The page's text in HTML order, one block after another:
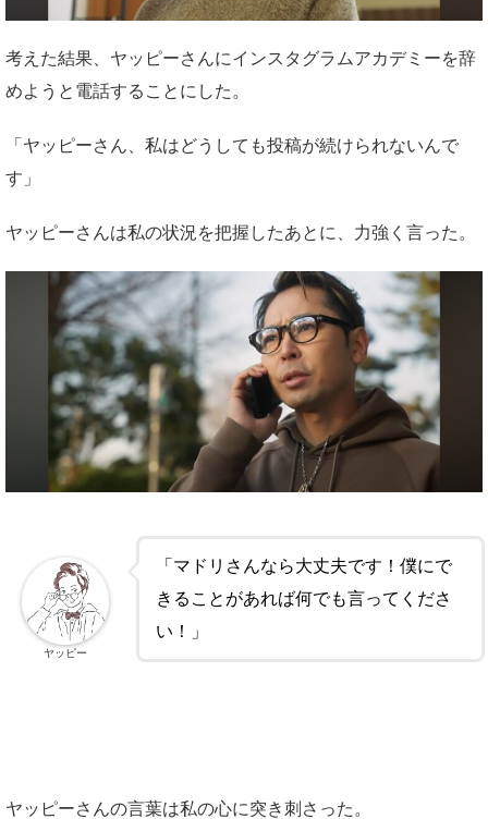
考えた結果、ヤッピーさんにインスタグラムアカデミーを辞
めようと電話することにした。
「ヤッピーさん、私はどうしても投稿が続けられないんで
す」
ヤッピーさんは私の状況を把握したあとに、力強く言った。
「マドリさんなら大丈夫です！僕にで
きることがあれば何でも言ってくださ
い！」
ヤッピー
ヤッピーさんの言葉は私の心に突き刺さった。